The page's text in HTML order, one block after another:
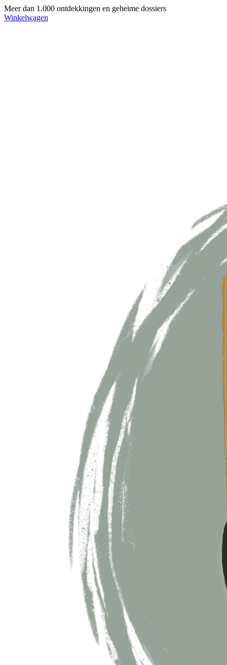
Meer dan 1.000 ontdekkingen en geheime dossiers
Winkelwagen